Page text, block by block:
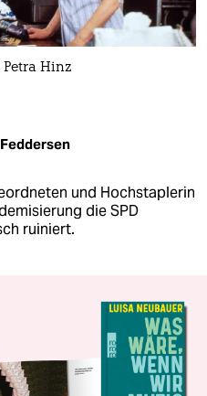
Petra Hinz
und Hochstaplerin
die SPD
ruiniert.